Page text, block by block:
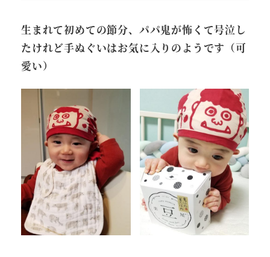
生まれて初めての節分、パパ鬼が怖くて号泣し
たけれど手ぬぐいはお気に入りのようです（可
愛い）